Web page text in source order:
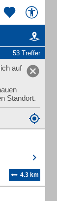
53 Treffer
auf
Standort.
4.3 km